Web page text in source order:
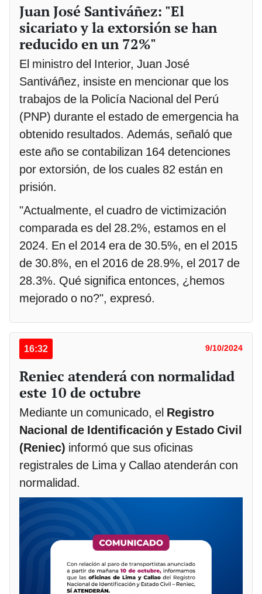
Juan José Santiváñez: "El
sicariato y la extorsión se han
reducido en un 72%"
El ministro del Interior, Juan José
Santiváñez, insiste en mencionar que los
trabajos de la Policía Nacional del Perú
(PNP) durante el estado de emergencia ha
obtenido resultados. Además, señaló que
este año se contabilizan 164 detenciones
por extorsión, de los cuales 82 están en
prisión.
"Actualmente, el cuadro de victimización
comparada es del 28.2%, estamos en el
2024. En el 2014 era de 30.5%, en el 2015
de 30.8%, en el 2016 de 28.9%, el 2017 de
28.3%. Qué significa entonces, ¿hemos
mejorado o no?", expresó.
16:32 9/10/2024
Reniec atenderá con normalidad
este 10 de octubre
Mediante un comunicado, el Registro
Nacional de Identificación y Estado Civil
(Reniec) informó que sus oficinas
registrales de Lima y Callao atenderán con
normalidad.